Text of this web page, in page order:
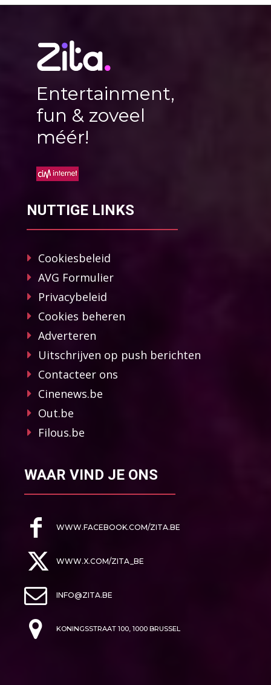
Entertainment,
fun & zoveel
méér!
NUTTIGE LINKS
Cookiesbeleid
AVG Formulier
Privacybeleid
Cookies beheren
Adverteren
Uitschrijven op push berichten
Contacteer ons
Cinenews.be
Out.be
Filous.be
WAAR VIND JE ONS
WWW.FACEBOOK.COM/ZITA.BE
WWW.X.COM/ZITA_BE
INFO@ZITA.BE
KONINGSSTRAAT 100, 1000 BRUSSEL